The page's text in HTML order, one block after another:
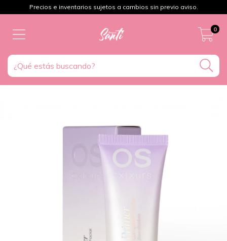
Precios e inventarios sujetos a cambios sin previo aviso.
0